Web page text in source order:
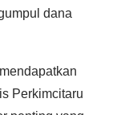
dana
Perkimcitaru